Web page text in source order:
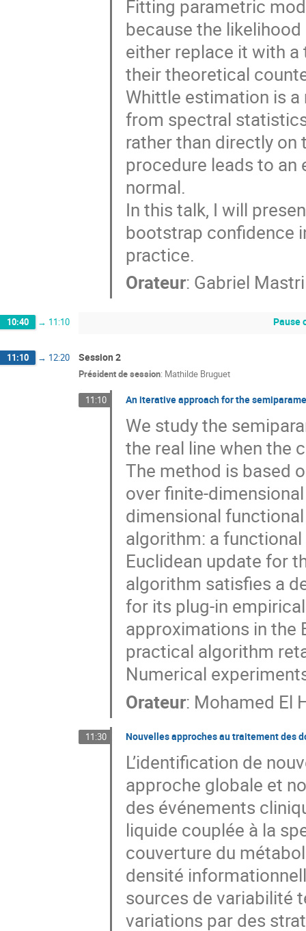
Fitting parametric
because the
either replace it with
their theoretical
Whittle estimation is
from spectral
rather than directly on
procedure leads to
normal.
In this talk, I will
bootstrap confidence
practice.
Orateur: Gabriel
10:40 → 11:10 Pause
11:10 → 12:20 Session 2
Président de session: Mathilde Bruguet
11:10 An iterative approach for the
We study the
the real line when the
The method is based
over finite-
dimensional
algorithm: a
Euclidean update for
algorithm satisfies a
for its plug-in
approximations in the
practical algorithm
Numerical
Orateur: Mohamed El
11:30 Nouvelles approches au traitement des
L’identification de
approche globale et
des événements
liquide couplée à la
couverture du
densité
sources de variabilité
variations par des